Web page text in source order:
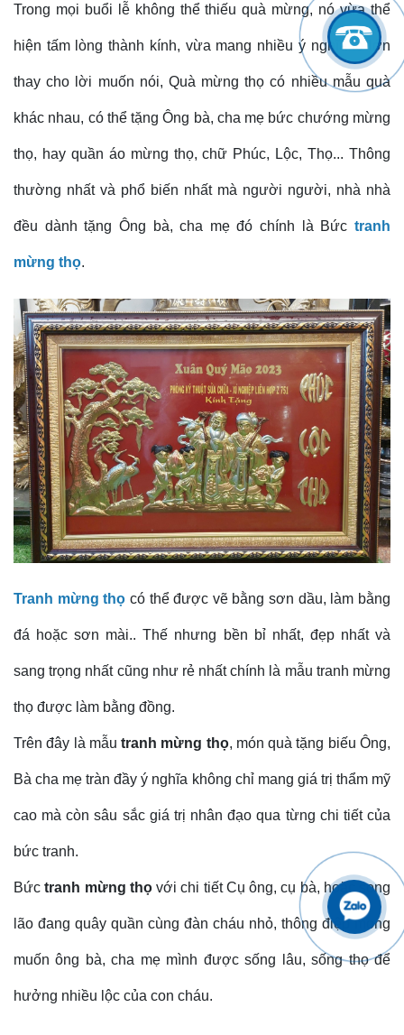
Trong mọi buổi lễ không thể thiếu quà mừng, nó vừa thể
hiện tấm lòng thành kính, vừa mang nhiều ý nghĩa to lớn
thay cho lời muốn nói, Quà mừng thọ có nhiều mẫu quà
khác nhau, có thể tặng Ông bà, cha mẹ bức chướng mừng
thọ, hay quần áo mừng thọ, chữ Phúc, Lộc, Thọ... Thông
thường nhất và phổ biến nhất mà người người, nhà nhà
đều dành tặng Ông bà, cha mẹ đó chính là Bức tranh
mừng thọ.
Tranh mừng thọ có thể được vẽ bằng sơn dầu, làm bằng
đá hoặc sơn mài.. Thế nhưng bền bỉ nhất, đẹp nhất và
sang trọng nhất cũng như rẻ nhất chính là mẫu tranh mừng
thọ được làm bằng đồng.
Trên đây là mẫu tranh mừng thọ, món quà tặng biếu Ông,
Bà cha mẹ tràn đầy ý nghĩa không chỉ mang giá trị thẩm mỹ
cao mà còn sâu sắc giá trị nhân đạo qua từng chi tiết của
bức tranh.
Bức tranh mừng thọvới chi tiết Cụ ông, cụ bà, hoặc song
lão đang quây quần cùng đàn cháu nhỏ, thông điệp mong
muốn ông bà, cha mẹ mình được sống lâu, sống thọ để
hưởng nhiều lộc của con cháu.